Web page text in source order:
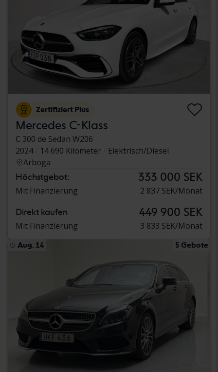
Zertifiziert Plus
Mercedes C-Klass
C 300 de Sedan W206
2024
14 690 Kilometer
Elektrisch/Diesel
Arboga
Höchstgebot: 333 000 SEK
Mit Finanzierung 2 837 SEK/Monat
Direkt kaufen 449 900 SEK
Mit Finanzierung 3 833 SEK/Monat
Aug. 14 5 Gebote